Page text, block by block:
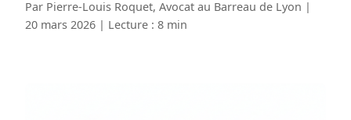
Par Pierre-Louis Roquet, Avocat au Barreau de Lyon |
20 mars 2026 | Lecture : 8 min